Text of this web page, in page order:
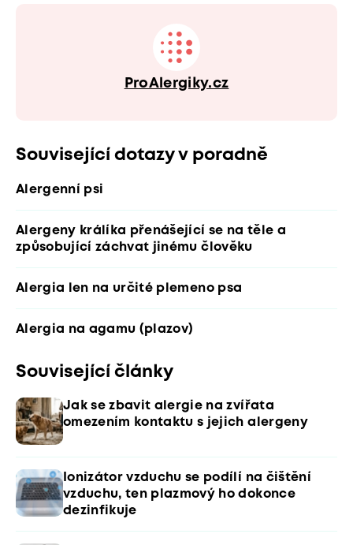
ProAlergiky.cz
Související dotazy v poradně
Alergenní psi
Alergeny králíka přenášející se na těle a
způsobující záchvat jinému člověku
Alergia len na určité plemeno psa
Alergia na agamu (plazov)
Související články
Jak se zbavit alergie na zvířata
omezením kontaktu s jejich alergeny
Ionizátor vzduchu se podílí na čištění
vzduchu, ten plazmový ho dokonce
dezinfikuje